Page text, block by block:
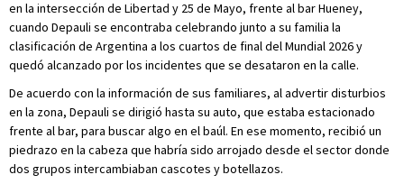
en la intersección de Libertad y 25 de Mayo, frente al bar Hueney,
cuando Depauli se encontraba celebrando junto a su familia la
clasificación de Argentina a los cuartos de final del Mundial 2026 y
quedó alcanzado por los incidentes que se desataron en la calle.
De acuerdo con la información de sus familiares, al advertir disturbios
en la zona, Depauli se dirigió hasta su auto, que estaba estacionado
frente al bar, para buscar algo en el baúl. En ese momento, recibió un
piedrazo en la cabeza que habría sido arrojado desde el sector donde
dos grupos intercambiaban cascotes y botellazos.